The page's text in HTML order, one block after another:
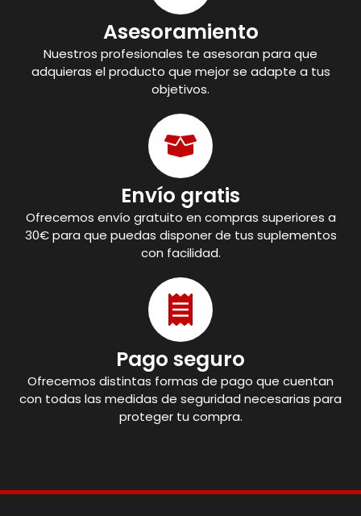
Asesoramiento
Nuestros profesionales te asesoran para que
adquieras el producto que mejor se adapte a tus
objetivos.
Envío gratis
Ofrecemos envío gratuito en compras superiores a
30€ para que puedas disponer de tus suplementos
con facilidad.
Pago seguro
Ofrecemos distintas formas de pago que cuentan
con todas las medidas de seguridad necesarias para
proteger tu compra.